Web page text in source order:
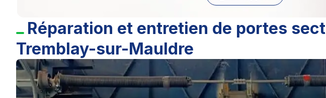
Réparation et entretien de portes
Tremblay-sur-Mauldre